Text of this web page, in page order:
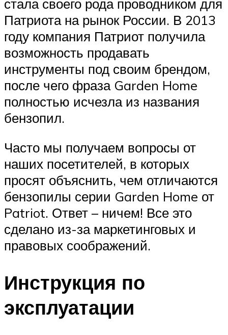
стала своего рода проводником для
Патриота на рынок России. В 2013
году компания Патриот получила
возможность продавать
инструменты под своим брендом,
после чего фраза Garden Home
полностью исчезла из названия
бензопил.
Часто мы получаем вопросы от
наших посетителей, в которых
просят объяснить, чем отличаются
бензопилы серии Garden Home от
Patriot. Ответ – ничем! Все это
сделано из-за маркетинговых и
правовых соображений.
Инструкция по
эксплуатации